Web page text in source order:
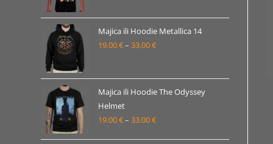
od
19.00 €
do
Majica ili Hoodie Metallica 14
19.00€– 33.00€Raspon
od
19.00 €
33.00 €
Majica ili Hoodie The Odyssey
Helmet
19.00€– 33.00€Raspon